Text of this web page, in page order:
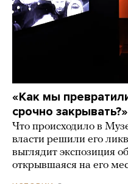
«Как мы
срочно закрывать?»
Что происходило в
власти решили его
выглядит экспозиция
открывшаяся на его